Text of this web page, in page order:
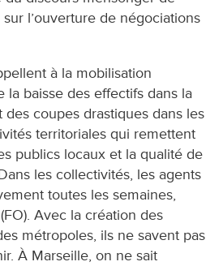
l’ouverture de négociations
à la mobilisation
la baisse des effectifs dans la
coupes drastiques dans les
territoriales qui remettent
publics locaux et la qualité de
les collectivités, les agents
toutes les semaines,
Avec la création des
métropoles, ils ne savent pas
À Marseille, on ne sait